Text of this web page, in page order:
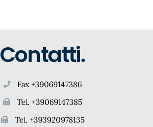
Contatti.
Fax +39069147386
Tel. +39069147385
Tel. +393920978135